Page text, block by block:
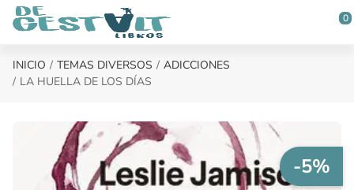
Saltar al contenido principal
0
INICIO TEMAS DIVERSOS
ADICCIONES
LA HUELLA DE LOS DÍAS
-5%